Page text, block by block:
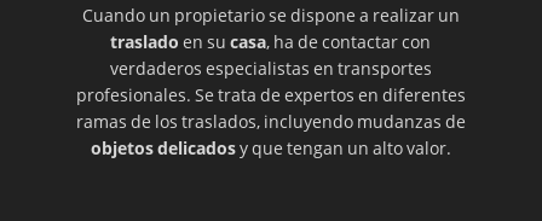
Cuando un propietario se dispone a realizar un
traslado en sucasa, ha de contactar con
verdaderos especialistas en transportes
profesionales. Se trata de expertos en diferentes
ramas de los traslados, incluyendo mudanzas de
objetos delicadosy que tengan un alto valor.